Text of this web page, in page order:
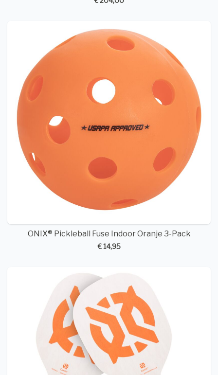
ONIX® Pickleball Fuse Indoor Oranje 3-Pack
€ 14,95